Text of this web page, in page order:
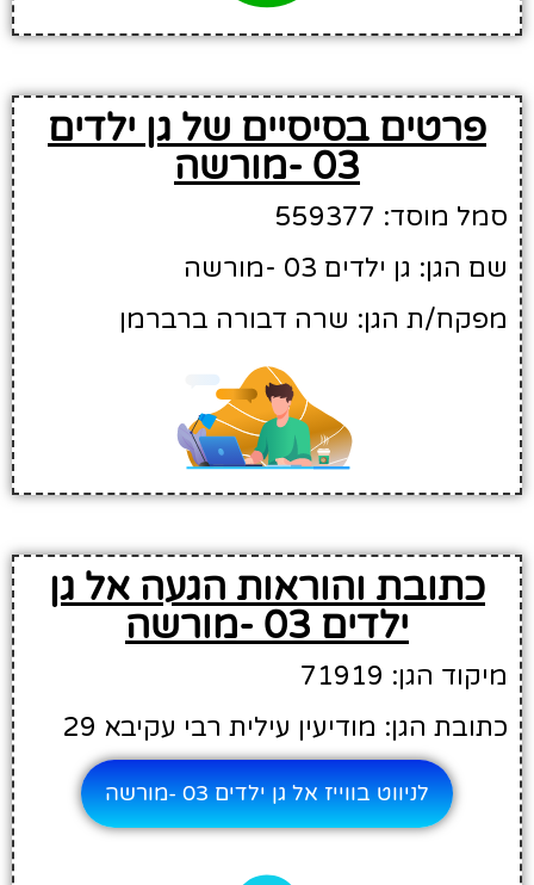
פרטים בסיסיים של גן ילדים
03 -מורשה
סמל מוסד: 559377
שם הגן: גן ילדים 03 -מורשה
מפקח/ת הגן: שרה דבורה ברברמן
כתובת והוראות הגעה אל גן
ילדים 03 -מורשה
מיקוד הגן: 71919
כתובת הגן: מודיעין עילית רבי עקיבא 29
לניווט בווייז אל גן ילדים 03 -מורשה